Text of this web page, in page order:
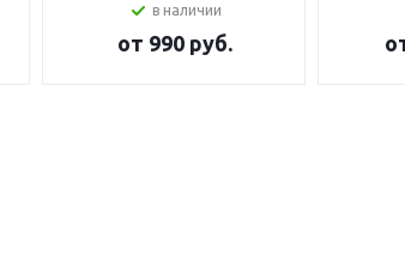
в наличии
от 990 руб.